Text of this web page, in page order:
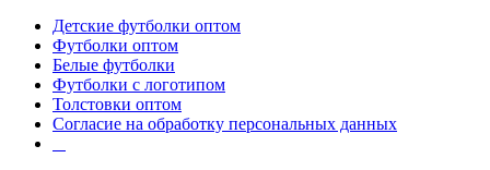
Детские футболки оптом
Футболки оптом
Белые футболки
Футболки с логотипом
Толстовки оптом
Согласие на обработку персональных данных